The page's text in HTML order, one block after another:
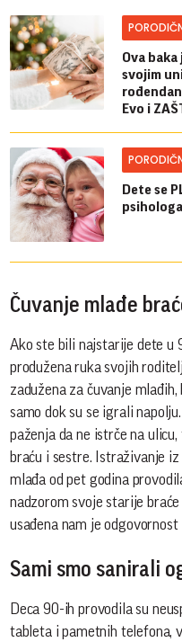
Ova baka
svojim
Evo i
Dete se
Čuvanje mlađe
Ako ste bili najstarije dete u
produžena ruka svojih
zadužena za čuvanje
samo dok su se igrali
paženja da ne istrče na
braću i sestre. Istraživanje
mlađa od pet godina
nadzorom svoje starije
usađena nam je
Sami smo sanirali
Deca 90-ih provodila su
tableta i pametnih telefona,